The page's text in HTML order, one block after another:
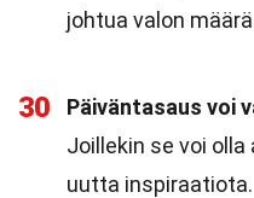
johtua valon
30 Päiväntasaus voi
Joillekin se voi
uutta inspiraatiota.